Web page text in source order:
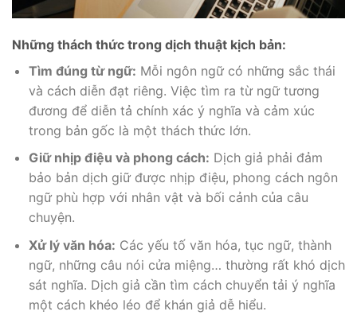
Những thách thức trong dịch thuật kịch bản:
Tìm đúng từ ngữ: Mỗi ngôn ngữ có những sắc thái
và cách diễn đạt riêng. Việc tìm ra từ ngữ tương
đương để diễn tả chính xác ý nghĩa và cảm xúc
trong bản gốc là một thách thức lớn.
Giữ nhịp điệu và phong cách: Dịch giả phải đảm
bảo bản dịch giữ được nhịp điệu, phong cách ngôn
ngữ phù hợp với nhân vật và bối cảnh của câu
chuyện.
Xử lý văn hóa: Các yếu tố văn hóa, tục ngữ, thành
ngữ, những câu nói cửa miệng… thường rất khó dịch
sát nghĩa. Dịch giả cần tìm cách chuyển tải ý nghĩa
một cách khéo léo để khán giả dễ hiểu.